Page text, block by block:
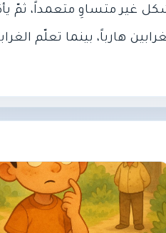
غير متساوِ متعمداً، ثمّ
هارباً، بينما تعلّم